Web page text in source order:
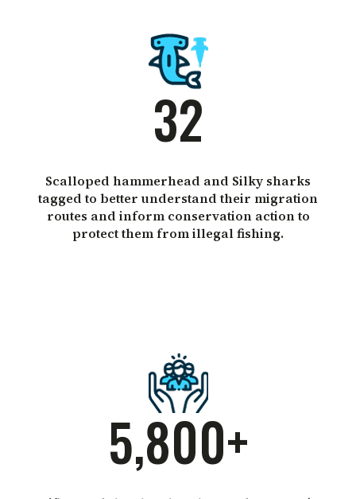
32
Scalloped hammerhead and Silky sharks
tagged to better understand their migration
routes and inform conservation action to
protect them from illegal fishing.
5,800+